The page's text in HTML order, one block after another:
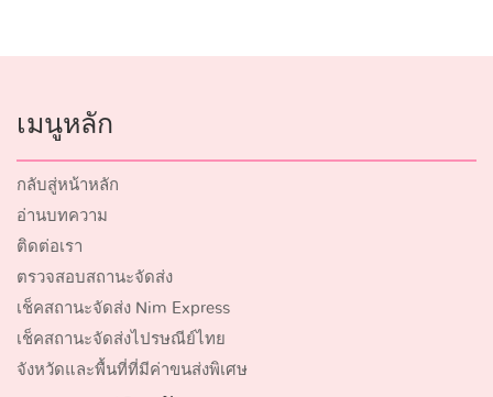
เมนูหลัก
กลับสู่หน้าหลัก
อ่านบทความ
ติดต่อเรา
ตรวจสอบสถานะจัดส่ง
เช็คสถานะจัดส่ง Nim Express
เช็คสถานะจัดส่งไปรษณีย์ไทย
จังหวัดและพื้นที่ที่มีค่าขนส่งพิเศษ